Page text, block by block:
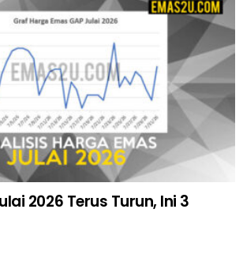
2026 Terus Turun, Ini 3